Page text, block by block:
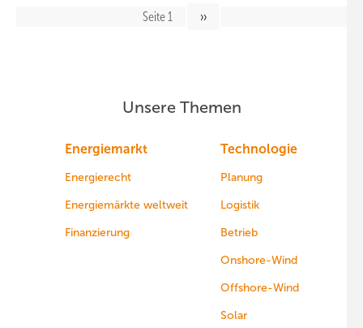
Seite 1
Nächste
››
Unsere Themen
Energiemarkt
Energierecht
Energiemärkte weltweit
Finanzierung
Technologie
Planung
Logistik
Betrieb
Onshore-Wind
Offshore-Wind
Solar